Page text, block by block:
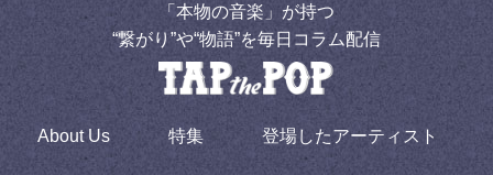
「本物の音楽」が持つ
“繋がり”や“物語”を毎日コラム配信
About Us 特集 登場したアーティスト